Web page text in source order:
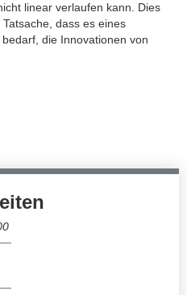
linear verlaufen kann. Dies
dass es eines
die Innovationen von